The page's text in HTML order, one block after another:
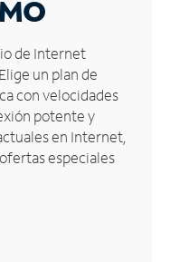
de Internet
un plan de
con velocidades
potente y
en Internet,
especiales